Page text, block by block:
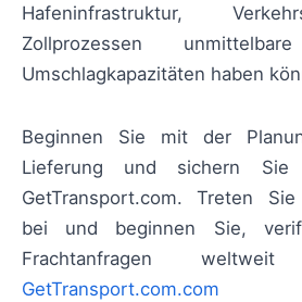
Hafeninfrastruktur,
Zollprozessen
Umschlagkapazitäten haben
Beginnen Sie mit der
Lieferung und sichern
GetTransport.com. Treten Sie
bei und beginnen Sie,
Frachtanfragen
GetTransport.com.com